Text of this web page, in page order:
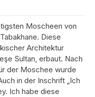
Moscheen von
Diese
Architektur
Sultan, erbaut. Nach
der Moschee wurde
in der Inschrift „Ich
Ich habe diese